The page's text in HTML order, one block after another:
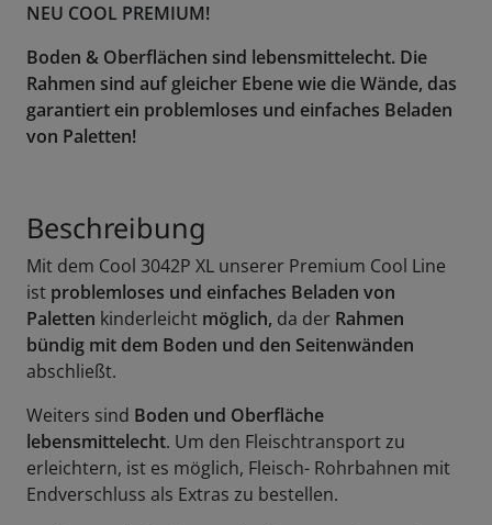
NEU COOL PREMIUM!
Boden & Oberflächen sind lebensmittelecht. Die
Rahmen sind auf gleicher Ebene wie die Wände, das
garantiert ein problemloses und einfaches Beladen
von Paletten!
Beschreibung
Mit dem Cool 3042P XL unserer Premium Cool Line
ist problemloses und einfaches Beladen von
Paletten kinderleicht möglich, da der Rahmen
bündig mit dem Boden und den Seitenwänden
abschließt.
Weiters sind Boden und Oberfläche
lebensmittelecht. Um den Fleischtransport zu
erleichtern, ist es möglich, Fleisch- Rohrbahnen mit
Endverschluss als Extras zu bestellen.